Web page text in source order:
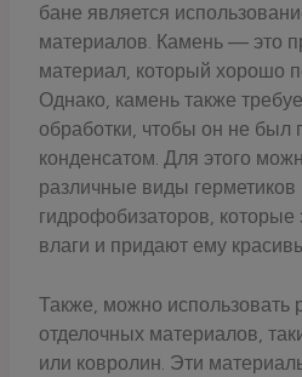
бане является
материалов. Камень — это
материал, который хорошо
Однако, камень также
обработки, чтобы он не был
конденсатом. Для этого
различные виды герметиков
гидрофобизаторов,
влаги и придают ему
Также, можно использовать
отделочных материалов,
или ковролин. Эти